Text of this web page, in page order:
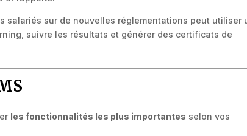
salariés sur de nouvelles réglementations peut utiliser
suivre les résultats et générer des certificats de
les fonctionnalités les plus importantes selon vos